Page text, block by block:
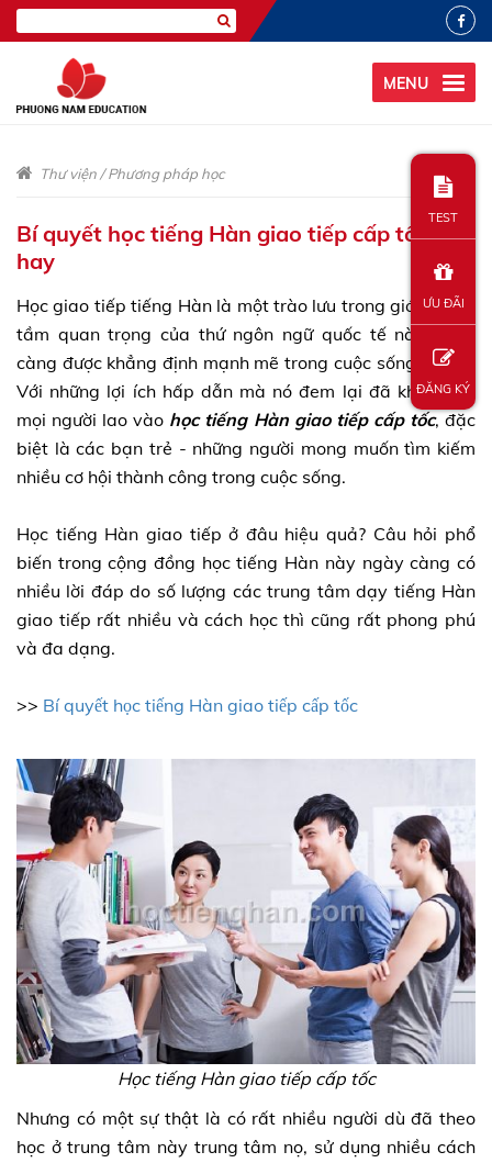
MENU
Thư viện/Phương pháp học
Bí quyết học tiếng Hàn giao tiếp cấp tốc cực
hay
Học giao tiếp tiếng Hàn là một trào lưu trong giới trẻ khi
tầm quan trọng của thứ ngôn ngữ quốc tế này ngày
càng được khẳng định mạnh mẽ trong cuộc sống xã hội.
Với những lợi ích hấp dẫn mà nó đem lại đã khiến cho
mọi người lao vào học tiếng Hàn giao tiếp cấp tốc, đặc
biệt là các bạn trẻ - những người mong muốn tìm kiếm
nhiều cơ hội thành công trong cuộc sống.
Học tiếng Hàn giao tiếp ở đâu hiệu quả? Câu hỏi phổ
biến trong cộng đồng học tiếng Hàn này ngày càng có
nhiều lời đáp do số lượng các trung tâm dạy tiếng Hàn
giao tiếp rất nhiều và cách học thì cũng rất phong phú
và đa dạng.
>> Bí quyết học tiếng Hàn giao tiếp cấp tốc
Học tiếng Hàn giao tiếp cấp tốc
Nhưng có một sự thật là có rất nhiều người dù đã theo
học ở trung tâm này trung tâm nọ, sử dụng nhiều cách
TEST
ƯU ĐÃI
ĐĂNG KÝ